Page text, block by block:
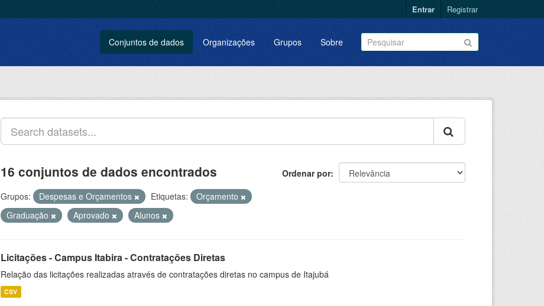
Entrar Registrar
Conjuntos de dados Organizações Grupos Sobre
Ordenar por
16 conjuntos de dados encontrados
Grupos: Despesas e Orçamentos Etiquetas:
Orçamento
Graduação
Aprovado Alunos
Licitações - Campus Itabira - Contratações Diretas
Relação das licitações realizadas através de contratações diretas no campus de Itajubá
CSV